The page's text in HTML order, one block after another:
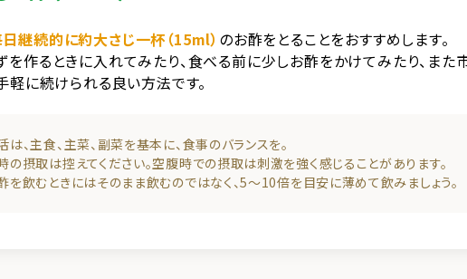
継続的に約大さじ一杯（15ml） のお酢をとることをおすすめします。
を作るときに入れてみたり、食べる前に少しお酢をかけてみたり、また
軽に続けられる良い方法です。
は、主食、主菜、副菜を基本に、食事のバランスを。
の摂取は控えてください。空腹時での摂取は刺激を強く感じることがあります。
を飲むときにはそのまま飲むのではなく、5～10倍を目安に薄めて飲みましょう。